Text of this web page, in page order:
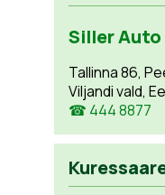
Siller Auto
Tallinna 86,
Viljandi vald,
☎ 444 8877